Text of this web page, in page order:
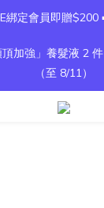
綁定會員即贈
頂加強」養髮液 2
（至 8/11）